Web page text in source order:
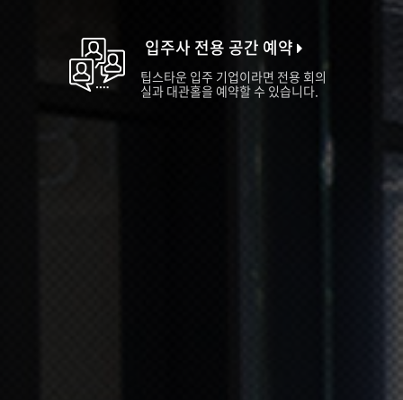
입주사 전용 공간 예약
팁스타운 입주 기업이라면 전용 회의
실과 대관홀을 예약할 수 있습니다.